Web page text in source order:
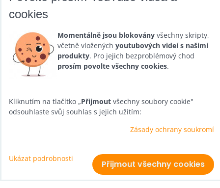
DALŠÍ SLUŽBY
Zábava na Vaši akci
Půjčovna
Kurzy a setkání
cookies
Momentálně jsou blokovány všechny skripty,
včetně vložených youtubových videí s našimi
produkty. Pro jejich bezproblémový chod
prosím povolte všechny cookies.
Kliknutím na tlačítko „Přijmout všechny soubory cookie"
odsouhlaste svůj souhlas s jejich užitím:
Zásady ochrany soukromí
Ukázat podrobnosti
Přijmout všechny cookies